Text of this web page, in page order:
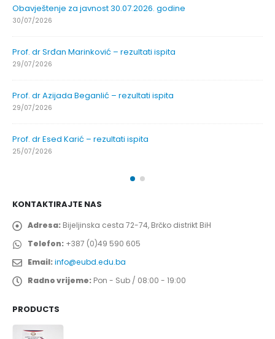
Obavještenje za javnost 30.07.2026. godine
30/07/2026
Prof. dr Srđan Marinković – rezultati ispita
29/07/2026
Prof. dr Azijada Beganlić – rezultati ispita
29/07/2026
Prof. dr Esed Karić – rezultati ispita
25/07/2026
KONTAKTIRAJTE NAS
Adresa: Bijeljinska cesta 72-74, Brčko distrikt BiH
Telefon: +387 (0)49 590 605
Email:info@eubd.edu.ba
Radno vrijeme: Pon - Sub / 08:00 - 19:00
PRODUCTS